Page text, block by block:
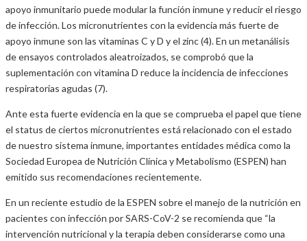
apoyo inmunitario puede modular la función inmune y reducir el riesgo
de infección. Los micronutrientes con la evidencia más fuerte de
apoyo inmune son las vitaminas C y D y el zinc (4). En un metanálisis
de ensayos controlados aleatroizados, se comprobó que la
suplementación con vitamina D reduce la incidencia de infecciones
respiratorias agudas (7).
Ante esta fuerte evidencia en la que se comprueba el papel que tiene
el status de ciertos micronutrientes está relacionado con el estado
de nuestro sistema inmune, importantes entidades médica como la
Sociedad Europea de Nutrición Clínica y Metabolismo (ESPEN) han
emitido sus recomendaciones recientemente.
En un reciente estudio de la ESPEN sobre el manejo de la nutrición en
pacientes con infección por SARS-CoV-2 se recomienda que “la
intervención nutricional y la terapia deben considerarse como una